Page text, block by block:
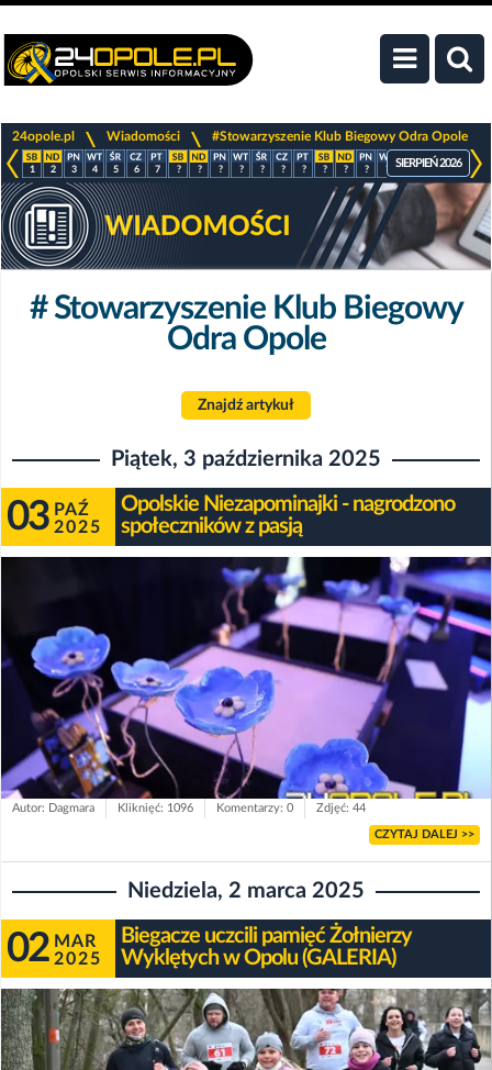
24opole.pl Wiadomości #Stowarzyszenie Klub Biegowy Odra Opole
1 2 3 4 5 6 7 ? ? ? ? ? ? ? ? ? ? ? ? ? ?
SIERPIEŃ 2026
# Stowarzyszenie Klub Biegowy
Odra Opole
Znajdź artykuł
Piątek, 3 października 2025
03 PAŹ
2025
Opolskie Niezapominajki - nagrodzono
społeczników z pasją
Autor: Dagmara Kliknięć: 1096 Komentarzy: 0 Zdjęć: 44
CZYTAJ DALEJ >>
Niedziela, 2 marca 2025
02 MAR
2025
Biegacze uczcili pamięć Żołnierzy
Wyklętych w Opolu (GALERIA)